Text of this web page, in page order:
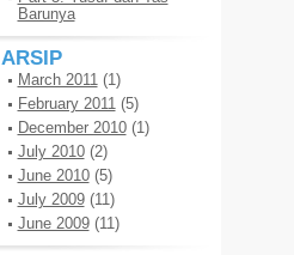
Barunya
ARSIP
March 2011(1)
February 2011(5)
December 2010(1)
July 2010(2)
June 2010(5)
July 2009(11)
June 2009(11)